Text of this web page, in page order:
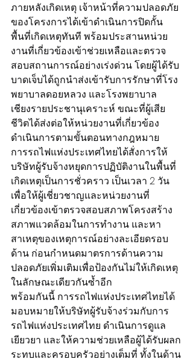
ภายหลังเกิดเหตุ เจ้าหน้าที่ความปลอดภัย
ของโครงการได้เข้าดำเนินการปิดกั้น
พื้นที่เกิดเหตุทันที พร้อมประสานหน่วย
งานที่เกี่ยวข้องเข้าช่วยเหลือและตรวจ
สอบสถานการณ์อย่างเร่งด่วน โดยผู้ได้รับ
บาดเจ็บได้ถูกนำส่งเข้ารับการรักษาที่โรง
พยาบาลดอยหลวง และโรงพยาบาล
เชียงรายประชานุเคราะห์ ขณะที่ผู้เสีย
ชีวิตได้ส่งต่อให้หน่วยงานที่เกี่ยวข้อง
ดำเนินการตามขั้นตอนทางกฎหมาย
การรถไฟแห่งประเทศไทยได้สั่งการให้
บริษัทผู้รับจ้างหยุดการปฏิบัติงานในพื้นที่
เกิดเหตุเป็นการชั่วคราว เป็นเวลา 2 วัน
เพื่อให้ผู้เชี่ยวชาญและหน่วยงานที่
เกี่ยวข้องเข้าตรวจสอบสภาพโครงสร้าง
สภาพแวดล้อมในการทำงาน และหา
สาเหตุของเหตุการณ์อย่างละเอียดรอบ
ด้าน ก่อนกำหนดมาตรการด้านความ
ปลอดภัยเพิ่มเติมเพื่อป้องกันไม่ให้เกิดเหตุ
ในลักษณะเดียวกันซ้ำอีก
พร้อมกันนี้ การรถไฟแห่งประเทศไทยได้
มอบหมายให้บริษัทผู้รับจ้างร่วมกับการ
รถไฟแห่งประเทศไทย ดำเนินการดูแล
เยียวยา และให้ความช่วยเหลือผู้ได้รับผลก
ระทบและครอบครัวอย่างเต็มที่ ทั้งในด้าน